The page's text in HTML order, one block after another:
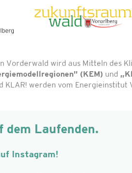
Vorderwald wird aus Mitteln des
(KEM) und
KLAR! werden vom
dem Laufenden.
Instagram!